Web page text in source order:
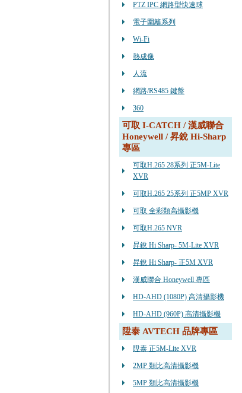
PTZ IPC 網路型快速球
電子圍籬系列
Wi-Fi
熱成像
人流
網路/RS485 鍵盤
360
可取 I-CATCH / 漢威聯合
Honeywell / 昇銳 Hi-Sharp
專區
可取H.265 28系列 正5M-Lite
XVR
可取H.265 25系列 正5MP XVR
可取 全彩類高攝影機
可取H.265 NVR
昇銳 Hi Sharp- 5M-Lite XVR
昇銳 Hi Sharp- 正5M XVR
漢威聯合 Honeywell 專區
HD-AHD (1080P) 高清攝影機
HD-AHD (960P) 高清攝影機
陞泰 AVTECH 品牌專區
陞泰 正5M-Lite XVR
2MP 類比高清攝影機
5MP 類比高清攝影機